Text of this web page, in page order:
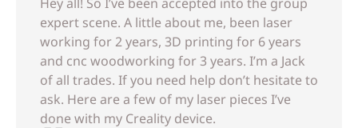
expert scene. A little about me, been laser
working for 2 years, 3D printing for 6 years
and cnc woodworking for 3 years. I’m a Jack
of all trades. If you need help don’t hesitate to
ask. Here are a few of my laser pieces I’ve
done with my Creality device.